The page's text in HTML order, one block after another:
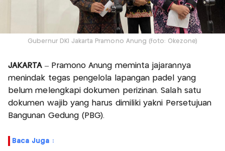
Gubernur DKI Jakarta Pramono Anung (foto: Okezone)
JAKARTA– Pramono Anung meminta jajarannya
menindak tegas pengelola lapangan padel yang
belum melengkapi dokumen perizinan. Salah satu
dokumen wajib yang harus dimiliki yakni Persetujuan
Bangunan Gedung (PBG).
Baca Juga :